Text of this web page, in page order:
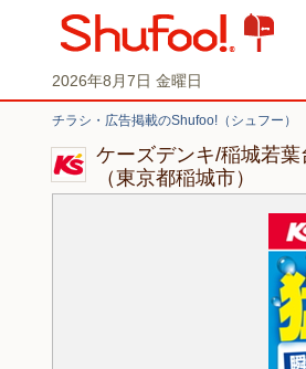
2026年8月7日 金曜日
チラシ・広告掲載のShufoo!（シュフー）
ケーズデンキ/稲城若
（東京都稲城市）